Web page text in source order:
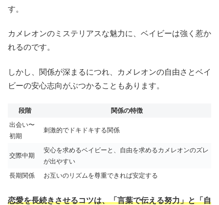
す。
カメレオンのミステリアスな魅力に、ベイビーは強く惹か
れるのです。
しかし、関係が深まるにつれ、カメレオンの自由さとベイ
ビーの安心志向がぶつかることもあります。
段階
関係の特徴
出会い〜
初期
刺激的でドキドキする関係
交際中期
安心を求めるベイビーと、自由を求めるカメレオンのズレ
が出やすい
長期関係
お互いのリズムを尊重できれば安定する
恋愛を長続きさせるコツは、「言葉で伝える努力」と「自